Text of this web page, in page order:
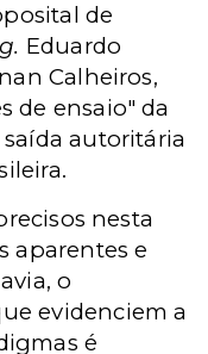
de
Eduardo
Calheiros,
de ensaio" da
autoritária
nesta
aparentes e
o
evidenciem a
é